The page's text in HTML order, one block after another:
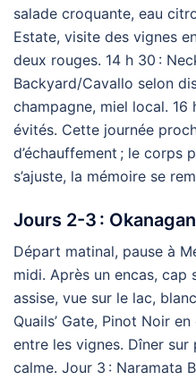
salade croquante, eau
Estate, visite des vignes
deux rouges. 14 h 30 :
Backyard/Cavallo selon
champagne, miel local. 16
évités. Cette journée
d’échauffement ; le corps
s’ajuste, la mémoire se
Jours 2-3 :
Départ matinal, pause à
midi. Après un encas, cap
assise, vue sur le lac,
Quails’ Gate, Pinot Noir
entre les vignes. Dîner sur
calme. Jour 3 : Naramata